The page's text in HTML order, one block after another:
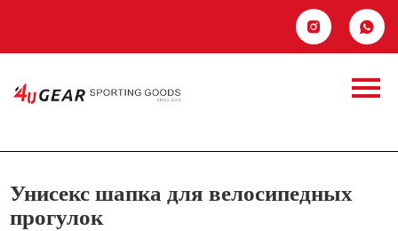
 
Контакты
Унисекс шапка для
велосипедных
прогулок
Унисекс шапка для велосипедных
прогулок